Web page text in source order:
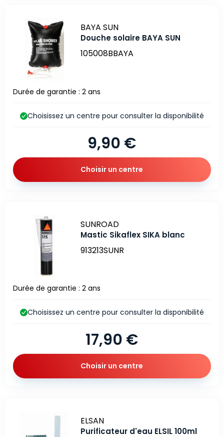
Marque
BAYA SUN
Douche solaire BAYA SUN
105008BBAYA
Durée de garantie : 2 ans
9,90 €
Choisissez un centre pour consulter la disponibilité
Choisir un centre
Marque
SUNROAD
Mastic Sikaflex SIKA blanc
913213SUNR
Durée de garantie : 2 ans
17,90 €
Choisissez un centre pour consulter la disponibilité
Choisir un centre
Marque
ELSAN
Purificateur d'eau ELSIL 100ml